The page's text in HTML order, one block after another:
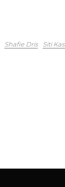
Shafie Dris Siti